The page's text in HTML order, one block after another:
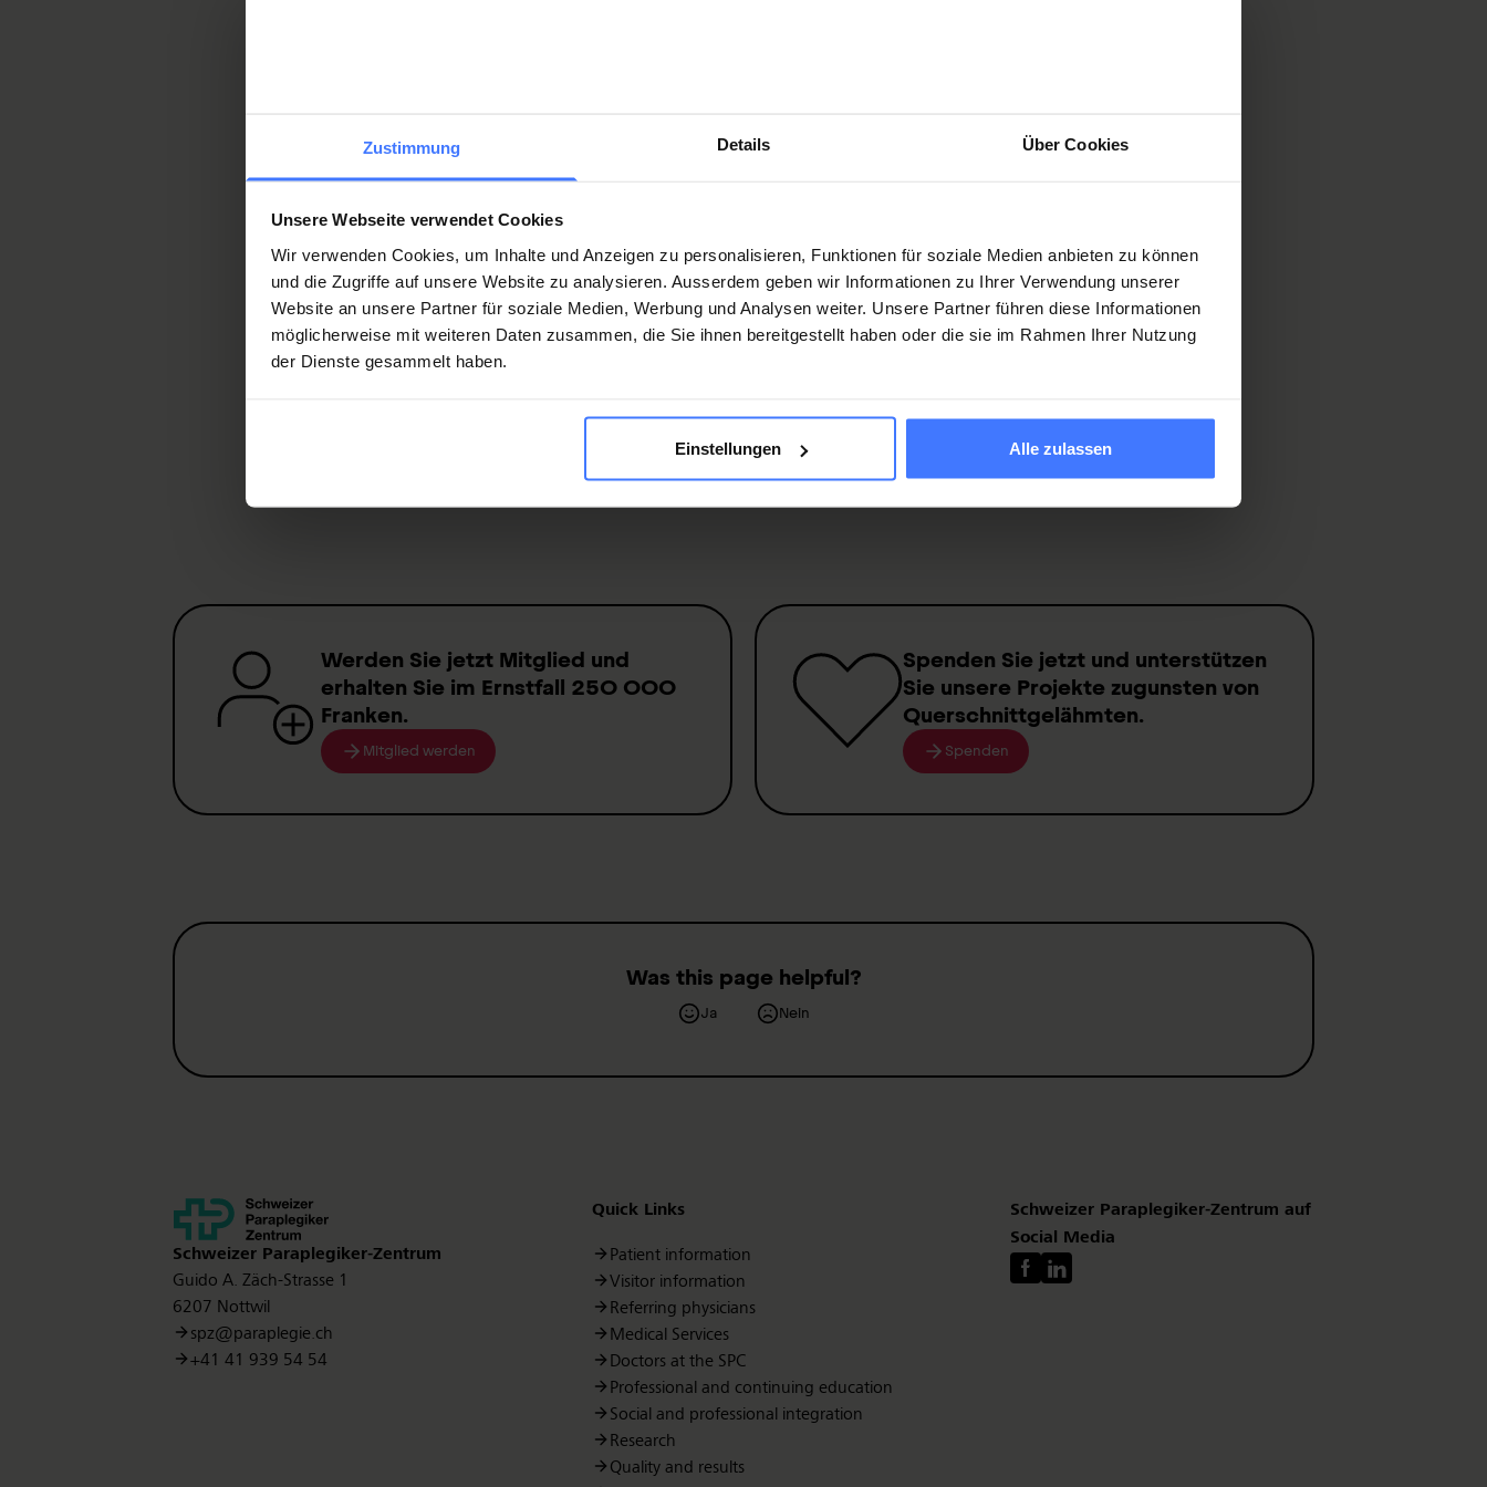
Zustimmung Details Über Cookies
Unsere Webseite verwendet Cookies
Wir verwenden Cookies, um Inhalte und Anzeigen zu personalisieren, Funktionen für soziale Medien anbieten zu können
und die Zugriffe auf unsere Website zu analysieren. Ausserdem geben wir Informationen zu Ihrer Verwendung unserer
Website an unsere Partner für soziale Medien, Werbung und Analysen weiter. Unsere Partner führen diese Informationen
möglicherweise mit weiteren Daten zusammen, die Sie ihnen bereitgestellt haben oder die sie im Rahmen Ihrer Nutzung
der Dienste gesammelt haben.
Einstellungen Alle zulassen
Prof. Friedrich-Wilhelm Meinecke Memorial Award
Dr. Jens Wöllner.
Friedrich Wilhem Meinecke Gedächtnispreis 2022 (PDF,782.96 KB
Clinical Trial Unit
Werden Sie jetzt Mitglied und
erhalten Sie im Ernstfall 250 000
Franken.
Mitglied werden
Spenden Sie jetzt und unterstützen
Sie unsere Projekte zugunsten von
Querschnittgelähmten.
Spenden
Was this page helpful?
Ja Nein
Kontakt
Schweizer Paraplegiker-Zentrum
Guido A. Zäch-Strasse 1
6207 Nottwil
spz@paraplegie.ch
+41 41 939 54 54
Quick Links
Patient information
Visitor information
Referring physicians
Medical Services
Doctors at the SPC
Professional and continuing education
Social and professional integration
Research
Quality and results
Schweizer Paraplegiker-Zentrum auf
Social Media